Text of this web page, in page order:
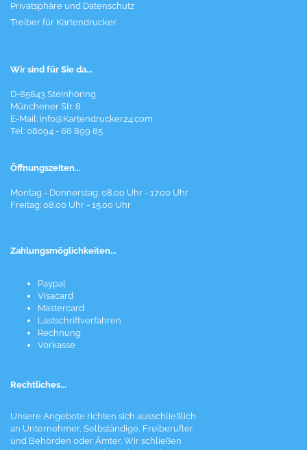
Privatsphäre und Datenschutz
Treiber für Kartendrucker
Wir sind für Sie da...
D-85643 Steinhöring
Münchener Str. 8
E-Mail: Info@Kartendrucker24.com
Tel: 08094 - 66 899 85
Öffnungszeiten...
Montag - Donnerstag: 08.00 Uhr - 17.00 Uhr
Freitag: 08.00 Uhr - 15.00 Uhr
Zahlungsmöglichkeiten...
Paypal
Visacard
Mastercard
Lastschriftverfahren
Rechnung
Vorkasse
Rechtliches...
Unsere Angebote richten sich ausschließlich
an Unternehmer, Selbständige, Freiberufler
und Behörden oder Ämter. Wir schließen